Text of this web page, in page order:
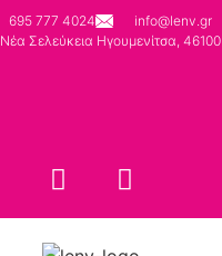
695 777 4024
info@lenv.gr
Νέα Σελεύκεια Ηγουμενίτσα, 46100